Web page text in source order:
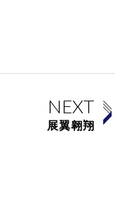
NEXT
展翼翱翔